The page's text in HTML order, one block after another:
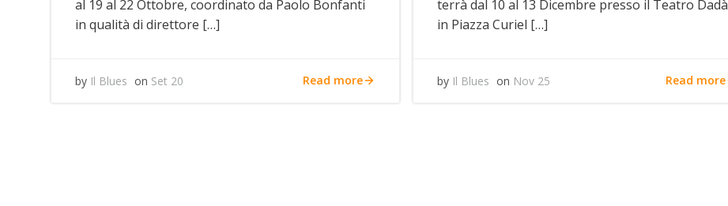
al 19 al 22 Ottobre, coordinato da Paolo Bonfanti
in qualità di direttore […]
by Il Blues on Set 20 Read more
terrà dal 10 al 13 Dicembre presso il Teatro Dadà
in Piazza Curiel […]
by Il Blues on Nov 25 Read more